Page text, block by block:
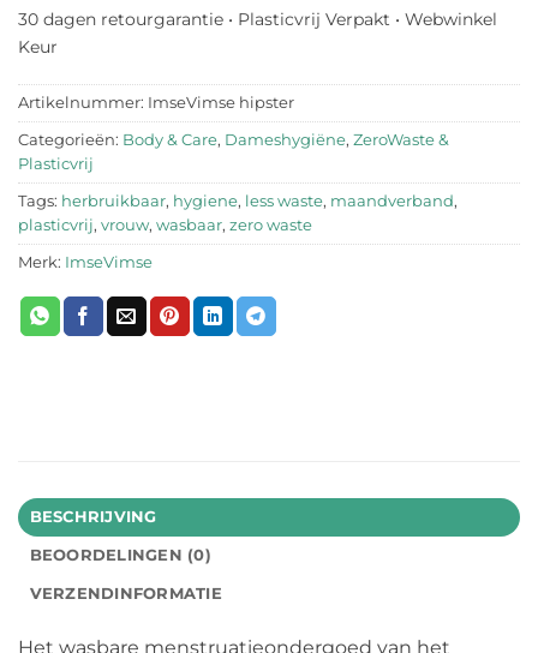
30 dagen retourgarantie • Plasticvrij Verpakt • Webwinkel
Keur
Artikelnummer: ImseVimse hipster
Categorieën: Body & Care, Dameshygiëne, ZeroWaste &
Plasticvrij
Tags: herbruikbaar, hygiene, less waste, maandverband,
plasticvrij, vrouw, wasbaar, zero waste
Merk: ImseVimse
BESCHRIJVING
BEOORDELINGEN (0)
VERZENDINFORMATIE
Het wasbare menstruatieondergoed van het